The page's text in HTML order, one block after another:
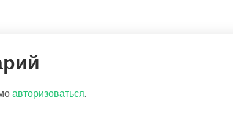
авторизоваться.